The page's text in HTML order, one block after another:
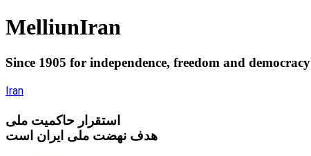
MelliunIran
Since 1905 for independence, freedom and democracy
Iran
استقرار حاکميت ملی
هدف نهضت ملی ایران است